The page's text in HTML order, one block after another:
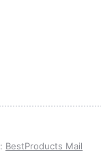
BestProducts Mail